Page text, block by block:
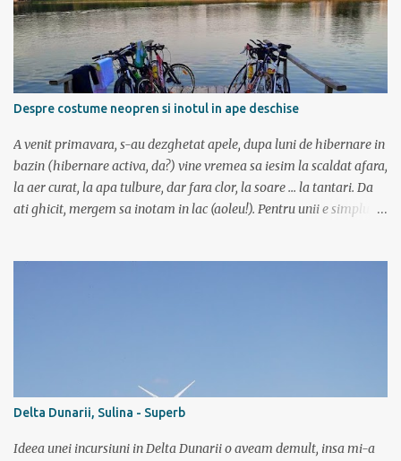
montana din Romania si cu cele mai inalte trei varfuri:
Moldoveanu, Negoiu si Vistea Mare. Am planuit sa parcurgem
toata creasta in 5 zile, de la vest la est. In total 70 de km. De la
orele de geografie din scoala ne aminteam ca grupa Muntilor
Fagaras se intinde intre Turnu Rosu (pe Valea Oltului) si culoarul
Rucar-Bran. Asa ca marti de dimineata autocarul ne lasa la
Cîineni, de unde luam trenul pret de jumatate de ora pana in
localitatea Turnu Ro...
Despre costume neopren si inotul in ape deschise
A venit primavara, s-au dezghetat apele, dupa luni de hibernare in
bazin (hibernare activa, da?) vine vremea sa iesim la scaldat afara,
la aer curat, la apa tulbure, dar fara clor, la soare ... la tantari. Da
ati ghicit, mergem sa inotam in lac (aoleu!). Pentru unii e simplu,
pe acolo decat incepand cu ultimii 3 ani. Dar daca vreau triatlon
trebuie sa si inot, iar in bazin acest lucru chiar imi place. Dar daca
vreau triatlon trebuie sa inot si in lac, mai ales in lac. Văleu! Hai ca
n-o fi ala negru asa de negru (negr...
Delta Dunarii, Sulina - Superb
Ideea unei incursiuni in Delta Dunarii o aveam demult, insa mi-a